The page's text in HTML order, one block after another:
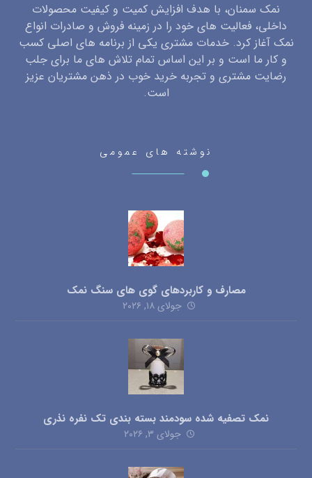
نمک سمنان، با هدف افزایش کمیت و کیفیت محصولات
داخلی، فعالیت های خود را در زمینه فروش و صادرات انواع
نمک آغاز کرد. خدمات مشتری یکی از برنامه های اصلی کسب
و کار ما است و بر این اساس تمام تلاش های ما برای جلب
رضایت مشتری و تجربه خرید خوب در ذهن مشتریان عزیز
است.
نوشته های عمومی
مصارف و کاربردهای گوی های سنگ نمک
جولای ۱۸, ۲۰۲۶
نمک تصفیه شده سودمند بسته بندی تک نفره نذری
جولای ۳, ۲۰۲۶